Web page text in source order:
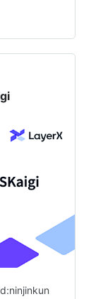
とにしま
ョン、
いと分から
はこうい